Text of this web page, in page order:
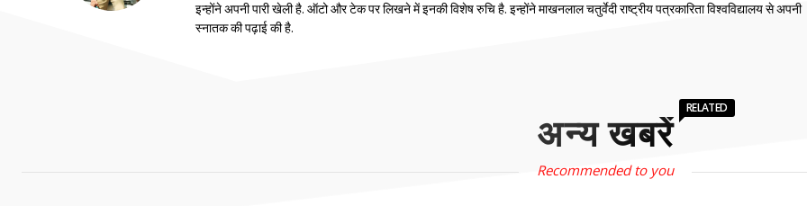
इन्होंने अपनी पारी खेली है. ऑटो और टेक पर लिखने में इनकी विशेष रुचि है. इन्होंने माखनलाल चतुर्वेदी राष्ट्रीय पत्रकारिता विश्वविद्यालय से अपनी
स्नातक की पढ़ाई की है.
अन्य खबरें
RELATED
Recommended to you